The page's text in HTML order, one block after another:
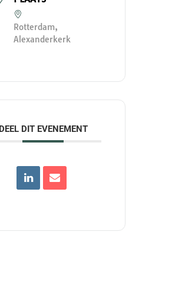
Rotterdam,
Alexanderkerk
DEEL DIT EVENEMENT